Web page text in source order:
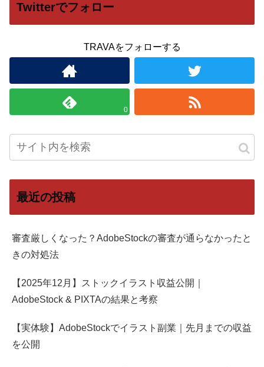
Twitterでフォロー
TRAVAをフォローする
0
最近の投稿
審査厳しくなった？AdobeStockの審査が通らなかったと
きの対処法
【2025年12月】ストックイラスト収益公開｜
AdobeStock & PIXTAの結果と考察
【実体験】AdobeStockでイラスト副業｜先月までの収益
を公開